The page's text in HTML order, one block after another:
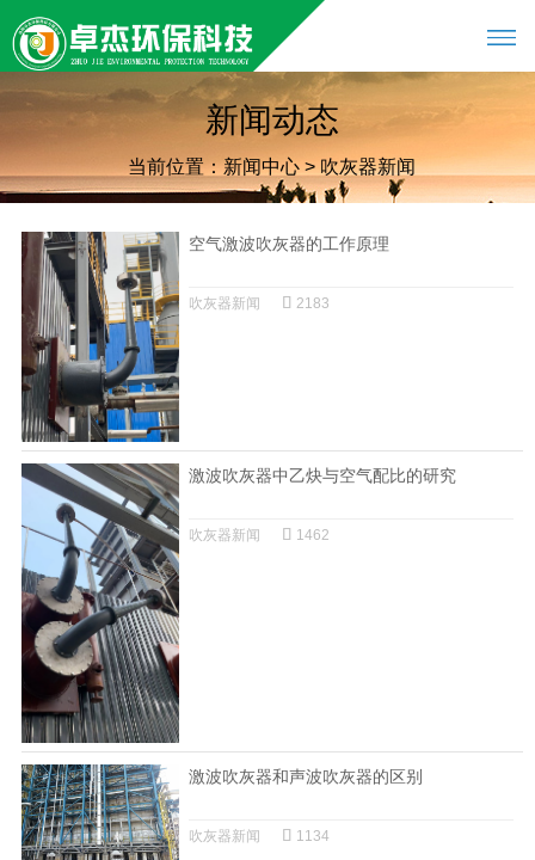
新闻动态
当前位置：新闻中心 > 吹灰器新闻
空气激波吹灰器的工作原理
吹灰器新闻 2183
激波吹灰器中乙炔与空气配比的研究
吹灰器新闻 1462
激波吹灰器和声波吹灰器的区别
吹灰器新闻 1134